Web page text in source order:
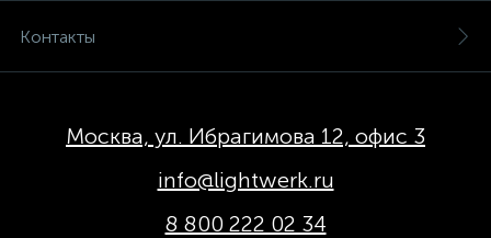
Контакты
Москва, ул. Ибрагимова 12, офис 3
info@lightwerk.ru
8 800 222 02 34